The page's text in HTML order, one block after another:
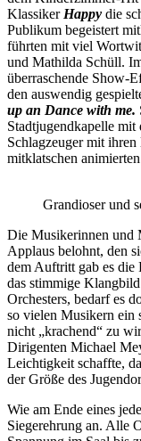
Klassiker Happy die
Publikum begeistert
führten mit viel
und Mathilda Schüll.
überraschende Show-
den auswendig
up an Dance with me.
Stadtjugendkapelle mit
Schlagzeuger mit
mitklatschen
Grandioser und
Die Musikerinnen und
Applaus belohnt, den
dem Auftritt gab es die
das stimmige
Orchesters, bedarf es
so vielen Musikern ein
nicht „krachend“ zu
Dirigenten Michael
Leichtigkeit schaffte,
der Größe des
Wie am Ende eines
Siegerehrung an. Alle